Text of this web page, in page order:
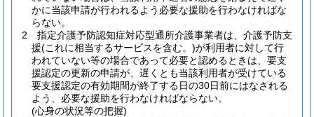
かに当該申請が行われるよう必要な援助を行わなければな
らない。
2
指定介護予防認知症対応型通所介護事業者は、介護予防支
援(これに相当するサービスを含む。)が利用者に対して行
われていない等の場合であって必要と認めるときは、要支
援認定の更新の申請が、遅くとも当該利用者が受けている
要支援認定の有効期間が終了する日の30日前にはなされる
よう、必要な援助を行わなければならない。
(心身の状況等の把握)